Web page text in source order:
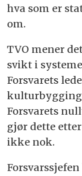
hva som er
om.
TVO mener
svikt i
Forsvarets
kulturbygging
Forsvarets
gjør dette
ikke nok.